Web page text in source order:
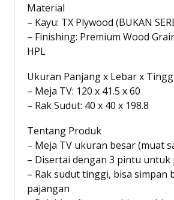
Material
– Kayu: TX Plywood (BUKAN
– Finishing: Premium Wood
HPL
Ukuran Panjang x Lebar x
– Meja TV: 120 x 41.5 x 60
– Rak Sudut: 40 x 40 x 198.8
Tentang Produk
– Meja TV ukuran besar (muat
– Disertai dengan 3 pintu untuk
– Rak sudut tinggi, bisa simpan
pajangan